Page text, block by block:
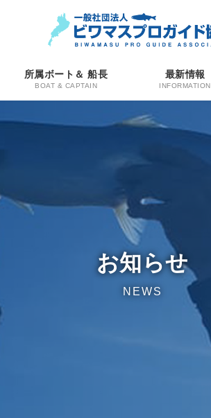
所属ボート＆ 船長
BOAT & CAPTAIN
最新情報
INFORMATION
お知らせ
NEWS